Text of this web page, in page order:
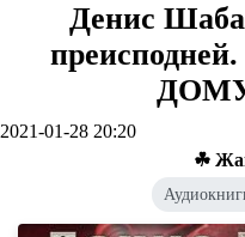
Денис
ДОМУ
2021-01-28 20:20
☘